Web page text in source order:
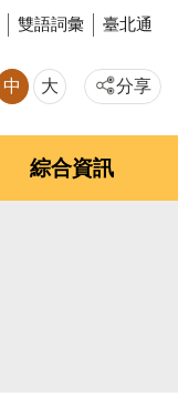
雙語詞彙 臺北通
中 大 分享
綜合資訊